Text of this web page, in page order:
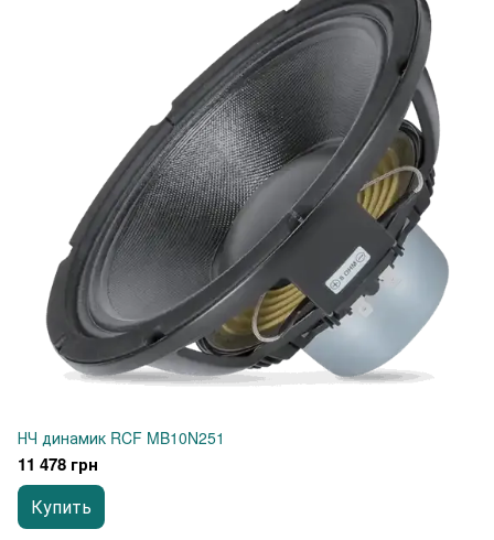
НЧ динамик RCF MB10N251
11 478 грн
Купить